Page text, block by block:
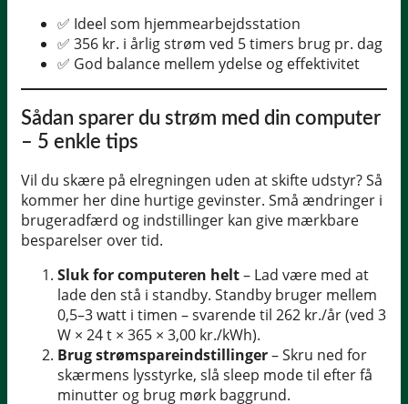
✅ Ideel som hjemmearbejdsstation
✅ 356 kr. i årlig strøm ved 5 timers brug pr. dag
✅ God balance mellem ydelse og effektivitet
Sådan sparer du strøm med din computer
– 5 enkle tips
Vil du skære på elregningen uden at skifte udstyr? Så
kommer her dine hurtige gevinster. Små ændringer i
brugeradfærd og indstillinger kan give mærkbare
besparelser over tid.
Sluk for computeren helt– Lad være med at
lade den stå i standby. Standby bruger mellem
0,5–3 watt i timen – svarende til 262 kr./år (ved 3
W × 24 t × 365 × 3,00 kr./kWh).
Brug strømspareindstillinger– Skru ned for
skærmens lysstyrke, slå sleep mode til efter få
minutter og brug mørk baggrund.